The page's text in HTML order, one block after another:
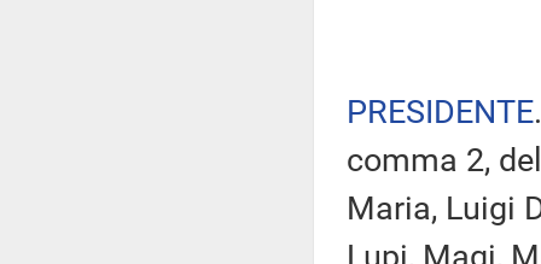
PRESIDENTE
comma 2,
Maria, Luigi